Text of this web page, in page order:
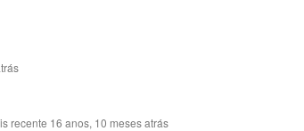
recente 16 anos, 10 meses atrás